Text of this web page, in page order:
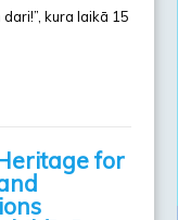
kura laikā 15
for